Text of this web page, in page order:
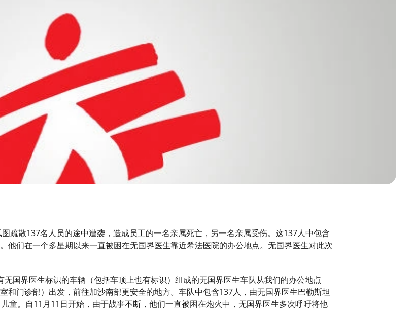
疏散137名人员的途中遭袭，造成员工的一名亲属死亡，另一名亲属受伤。这137人中包含
他们在一个多星期以来一直被困在无国界医生靠近希法医院的办公地点。无国界医生对此次
国界医生标识的车辆（包括车顶上也有标识）组成的无国界医生车队从我们的办公地点
和门诊部）出发，前往加沙南部更安全的地方。车队中包含137人，由无国界医生巴勒斯坦
童。自11月11日开始，由于战事不断，他们一直被困在炮火中，无国界医生多次呼吁将他